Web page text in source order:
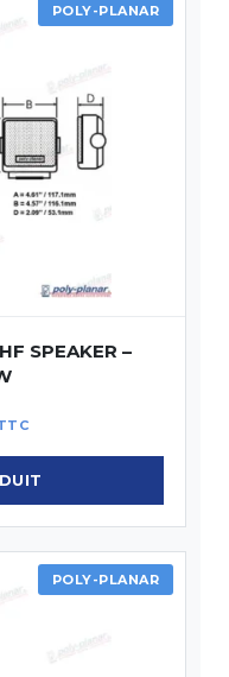
POLY-PLANAR
SPEAKER –
POLY-PLANAR